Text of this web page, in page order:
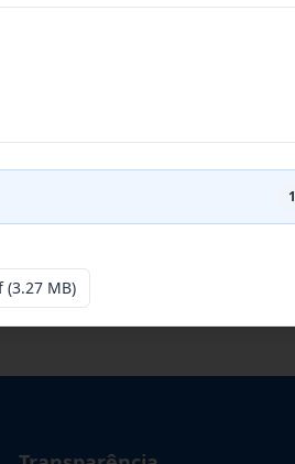
...
C
1
(3.27 MB)